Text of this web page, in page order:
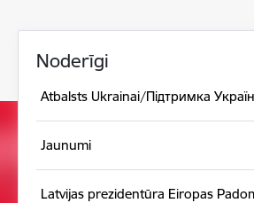
Noderīgi
Atbalsts Ukrainai/Підтримка
Jaunumi
Latvijas prezidentūra Eiropas